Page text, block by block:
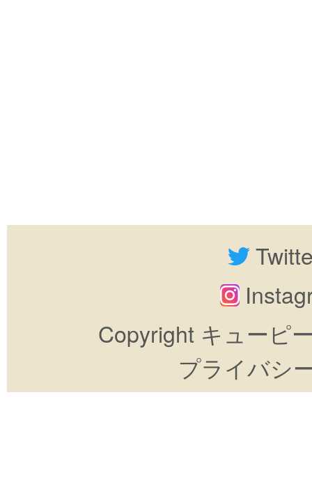
Copyright キューピ
プライバシ